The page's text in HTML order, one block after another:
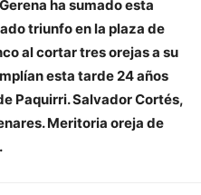
ha sumado esta
triunfo en la plaza de
al cortar tres orejas a su
esta tarde 24 años
Paquirri. Salvador Cortés,
Meritoria oreja de